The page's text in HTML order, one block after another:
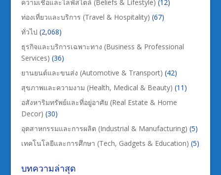
ความเชื่อและไลฟ์สไตล์ (Beliefs & Lifestyle) (12)
ท่องเที่ยวและบริการ (Travel & Hospitality) (67)
ทั่วไป (2,068)
ธุรกิจและบริการเฉพาะทาง (Business & Professional
Services) (36)
ยานยนต์และขนส่ง (Automotive & Transport) (42)
สุขภาพและความงาม (Health, Medical & Beauty) (11)
อสังหาริมทรัพย์และที่อยู่อาศัย (Real Estate & Home
Decor) (30)
อุตสาหกรรมและการผลิต (Industrial & Manufacturing) (5)
เทคโนโลยีและการศึกษา (Tech, Gadgets & Education) (5)
บทความล่าสุด